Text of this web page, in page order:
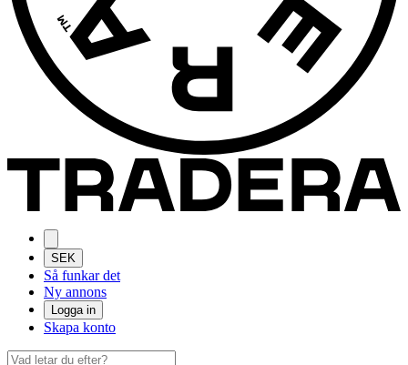
SEK
Så funkar det
Ny annons
Logga in
Skapa konto